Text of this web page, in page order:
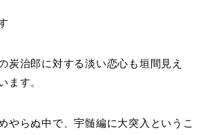
炭治郎に対する淡い恋心も垣間見え
ます。
やらぬ中で、宇髄編に大突入というこ